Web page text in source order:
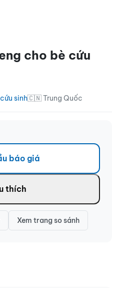
cho bè cứu
sinh🇨🇳 Trung Quốc
báo giá
thích
Xem trang so sánh